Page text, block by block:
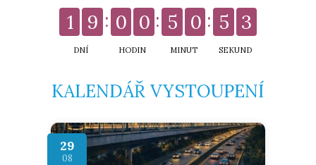
1 9
DNÍ
0 0
HODIN
5 0
MINUT
5 2
SEKUND
KALENDÁŘ VYSTOUPENÍ
29
08